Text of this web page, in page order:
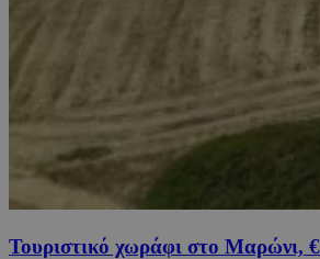
Τουριστικό χωράφι στο Μαρώνι,